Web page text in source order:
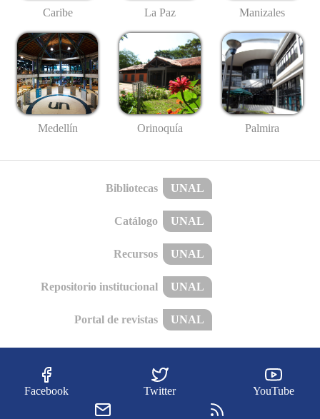
Caribe La Paz Manizales
Medellín Orinoquía Palmira
Bibliotecas UNAL
Catálogo UNAL
Recursos UNAL
Repositorio institucional UNAL
Portal de revistas UNAL
Facebook Twitter YouTube